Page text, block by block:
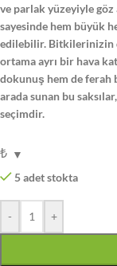
ve parlak yüzeyiyle göz
sayesinde hem büyük
edilebilir. Bitkilerinizin
ortama ayrı bir hava
dokunuş hem de ferah
arada sunan bu
seçimdir.
₺
5 adet stokta
- +